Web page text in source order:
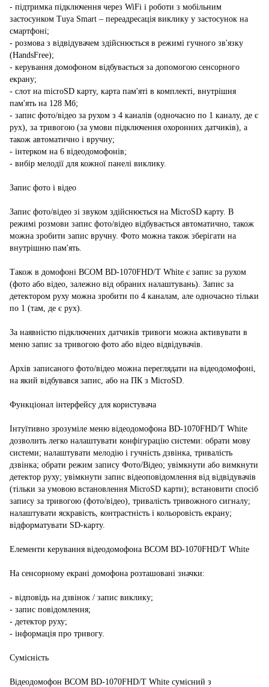
- підтримка підключення через WiFi і роботи з мобільним
застосунком Tuya Smart – переадресація виклику у застосунок на
смартфоні;
- розмова з відвідувачем здійснюється в режимі гучного зв'язку
(HandsFree);
- керування домофоном відбувається за допомогою сенсорного
екрану;
- слот на microSD карту, карта пам'яті в комплекті, внутрішня
пам'ять на 128 Мб;
- запис фото/відео за рухом з 4 каналів (одночасно по 1 каналу, де є
рух), за тривогою (за умови підключення охоронних датчиків), а
також автоматично і вручну;
- інтерком на 6 відеодомофонів;
- вибір мелодії для кожної панелі виклику.
Запис фото і відео
Запис фото/відео зі звуком здійснюється на MicroSD карту. В
режимі розмови запис фото/відео відбувається автоматично, також
можна зробити запис вручну. Фото можна також зберігати на
внутрішню пам'ять.
Також в домофоні BCOM BD-1070FHD/T White є запис за рухом
(фото або відео, залежно від обраних налаштувань). Запис за
детектором руху можна зробити по 4 каналам, але одночасно тільки
по 1 (там, де є рух).
За наявністю підключених датчиків тривоги можна активувати в
меню запис за тривогою фото або відео відвідувачів.
Архів записаного фото/відео можна переглядати на відеодомофоні,
на який відбувався запис, або на ПК з MicroSD.
Функціонал інтерфейсу для користувача
Інтуїтивно зрозуміле меню відеодомофона BD-1070FHD/T White
дозволить легко налаштувати конфігурацію системи: обрати мову
системи; налаштувати мелодію і гучність дзвінка, тривалість
дзвінка; обрати режим запису Фото/Відео; увімкнути або вимкнути
детектор руху; увімкнути запис відеоповідомлення від відвідувачів
(тільки за умовою встановлення MicroSD карти); встановити спосіб
запису за тривогою (фото/відео), тривалість тривожного сигналу;
налаштувати яскравість, контрастність і кольоровість екрану;
відформатувати SD-карту.
Елементи керування відеодомофона BCOM BD-1070FHD/T White
На сенсорному екрані домофона розташовані значки:
- відповідь на дзвінок / запис виклику;
- запис повідомлення;
- детектор руху;
- інформація про тривогу.
Сумісність
Відеодомофон BCOM BD-1070FHD/T White сумісний з